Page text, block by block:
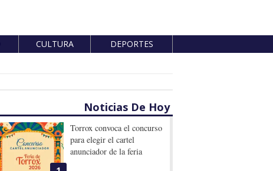
CULTURA DEPORTES
Noticias De Hoy
Torrox convoca el concurso
para elegir el cartel
anunciador de la feria